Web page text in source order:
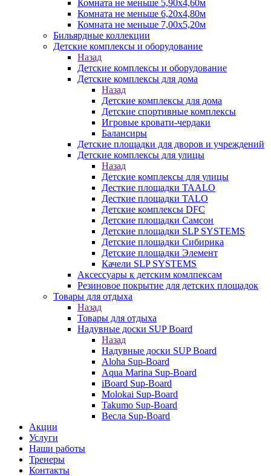
Комната не меньше 5,90х4,60м
Комната не меньше 6,20х4,80м
Комната не меньше 7,00х5,20м
Бильярдные коллекции
Детские комплексы и оборудование
Назад
Детские комплексы и оборудование
Детские комплексы для дома
Назад
Детские комплексы для дома
Детские спортивные комплексы
Игровые кровати-чердаки
Балансиры
Детские площадки для дворов и учреждений
Детские комплексы для улицы
Назад
Детские комплексы для улицы
Десткие площадки TAALO
Десткие площадки TALO
Детские комплексы DFC
Детские площадки Самсон
Детские площадки SLP SYSTEMS
Детские площадки Сибирика
Детские площадки Элемент
Качели SLP SYSTEMS
Аксессуары к детским комлпексам
Резиновое покрытие для детских площадок
Товары для отдыха
Назад
Товары для отдыха
Надувные доски SUP Board
Назад
Надувные доски SUP Board
Aloha Sup-Board
Aqua Marina Sup-Board
iBoard Sup-Board
Molokai Sup-Board
Takumo Sup-Board
Весла Sup-Board
Акции
Услуги
Наши работы
Тренеры
Контакты